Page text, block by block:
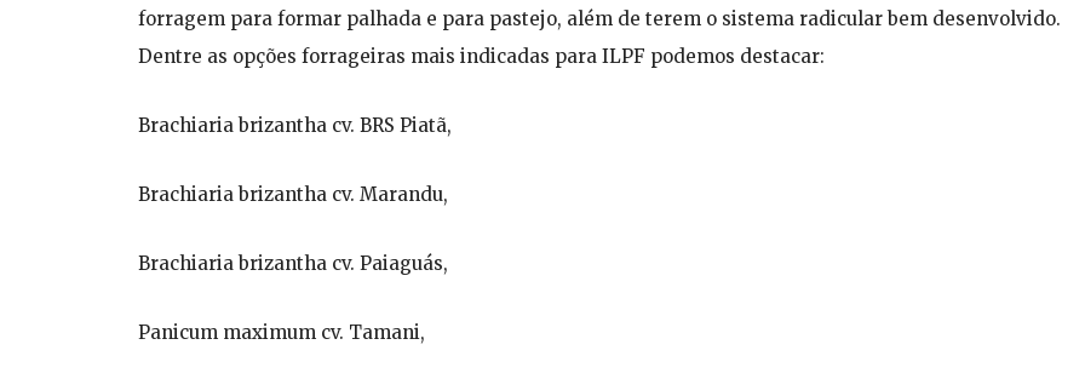
forragem para formar palhada e para pastejo, além de terem o sistema radicular bem desenvolvido.
Dentre as opções forrageiras mais indicadas para ILPF podemos destacar:
Brachiaria brizantha cv. BRS Piatã,
Brachiaria brizantha cv. Marandu,
Brachiaria brizantha cv. Paiaguás,
Panicum maximum cv. Tamani,